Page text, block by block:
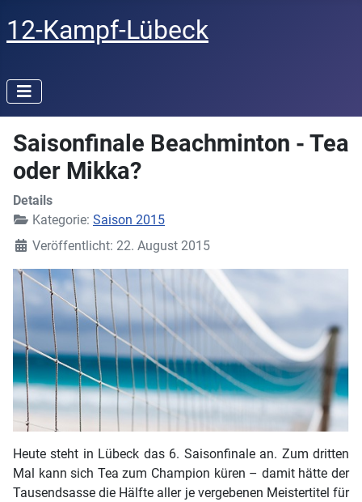
12-Kampf-Lübeck
Saisonfinale Beachminton - Tea
oder Mikka?
Details
Kategorie: Saison 2015
Veröffentlicht: 22. August 2015
Heute steht in Lübeck das 6. Saisonfinale an. Zum dritten
Mal kann sich Tea zum Champion küren – damit hätte der
Tausendsasse die Hälfte aller je vergebenen Meistertitel für